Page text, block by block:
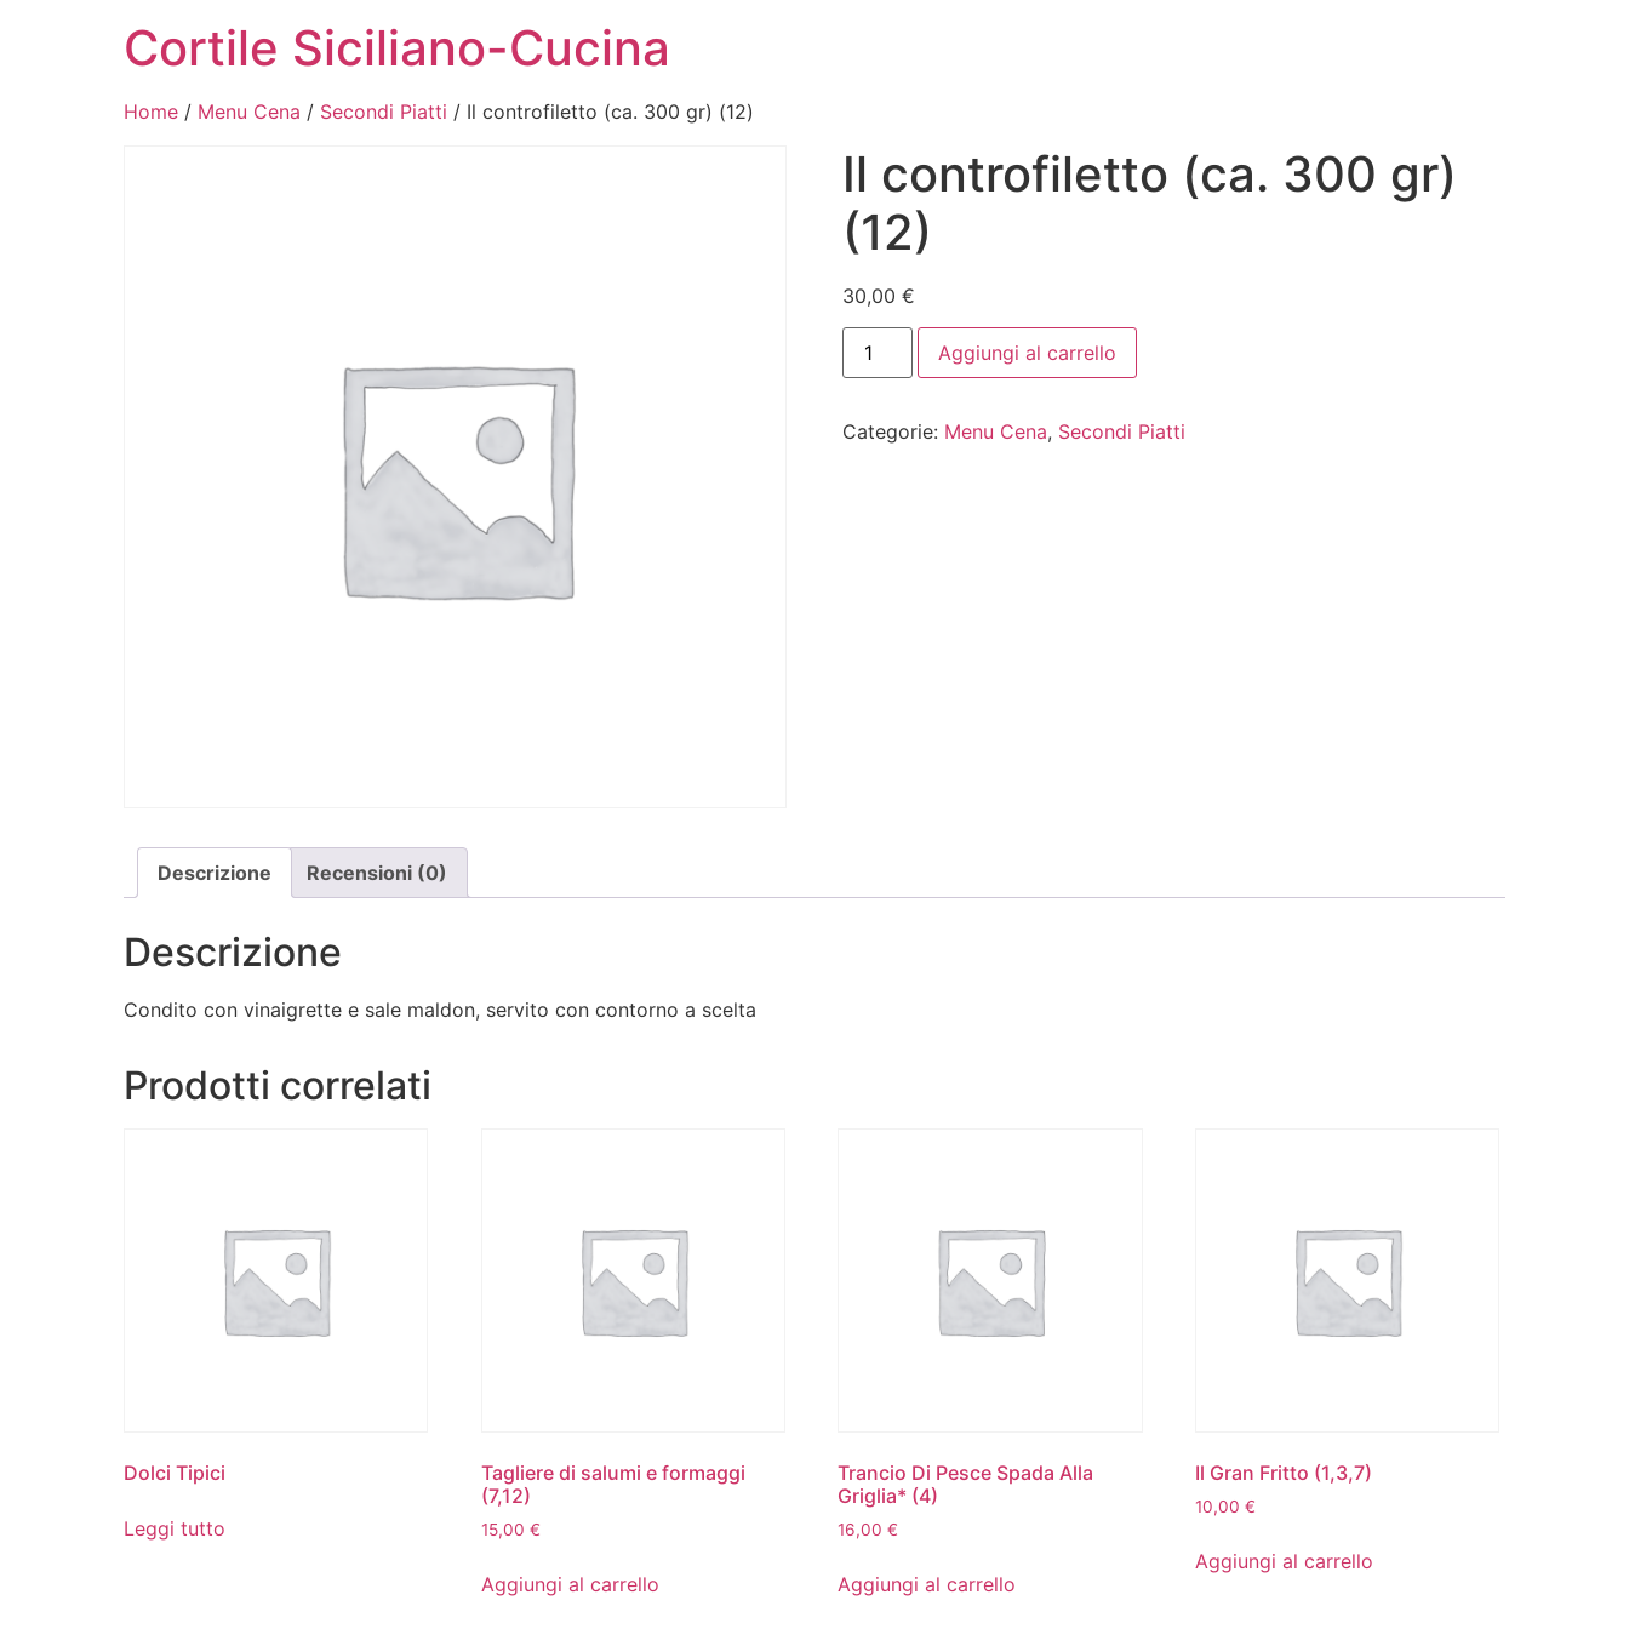
Cortile Siciliano-Cucina
Home / Menu Cena / Secondi Piatti / Il controfiletto (ca. 300 gr) (12)
Il controfiletto (ca. 300 gr)
(12)
30,00 €
Aggiungi al carrello
Categorie: Menu Cena, Secondi Piatti
Descrizione Recensioni (0)
Descrizione
Condito con vinaigrette e sale maldon, servito con contorno a scelta
Prodotti correlati
Dolci Tipici
Leggi tutto
Tagliere di salumi e formaggi
(7,12)
15,00 €
Aggiungi al carrello
Trancio Di Pesce Spada Alla
Griglia* (4)
16,00€
Aggiungi al carrello
Il Gran Fritto (1,3,7)
10,00€
Aggiungi al carrello